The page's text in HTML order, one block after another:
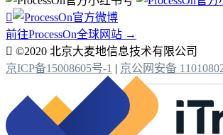

前往ProcessOn全球网站 →
 ©2020 北京大麦地信息技术有限公司
京ICP备15008605号-1 | 京公网安备